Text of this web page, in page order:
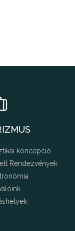
koncepció
Rendezvények